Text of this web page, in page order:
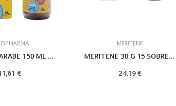
PREVENT JARABE 150 ML FRESA
€
MERITENE
MERITENE 30 G 15 SOBRES FRESA
24,19 €